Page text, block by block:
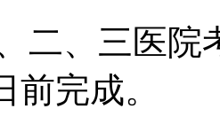
二、三医
前完成。